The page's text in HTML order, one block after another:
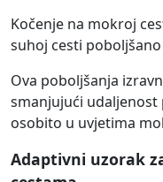
Kočenje na mokroj
suhoj cesti poboljšano
Ova poboljšanja
smanjujući udaljenost
osobito u uvjetima
Adaptivni uzorak